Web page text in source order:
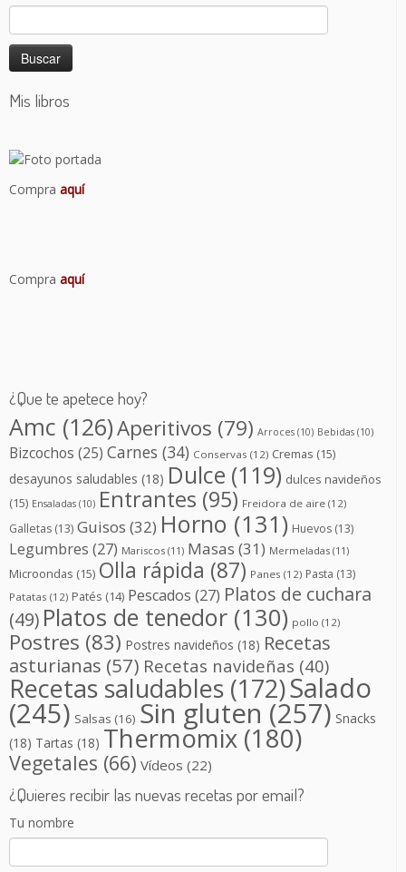
Buscar:
Mis libros
Compra aquí
Compra aquí
¿Que te apetece hoy?
Amc (126)Aperitivos (79) Arroces (10) Bebidas (10)
Bizcochos (25) Carnes (34) Conservas (12) Cremas (15)
desayunos saludables (18) Dulce (119) dulces navideños
(15) Ensaladas (10) Entrantes (95) Freidora de aire (12)
Galletas (13) Guisos (32) Horno (131) Huevos (13)
Legumbres (27) Mariscos (11) Masas (31) Mermeladas (11)
Microondas (15) Olla rápida (87) Panes (12) Pasta (13)
Patatas (12) Patés (14) Pescados (27) Platos de cuchara
(49) Platos de tenedor (130) pollo (12)
Postres (83) Postres navideños (18) Recetas
asturianas (57) Recetas navideñas (40)
Recetas saludables (172)Salado
(245) Salsas (16) Sin gluten (257) Snacks
(18) Tartas (18) Thermomix (180)
Vegetales (66) Vídeos (22)
¿Quieres recibir las nuevas recetas por email?
Tu nombre